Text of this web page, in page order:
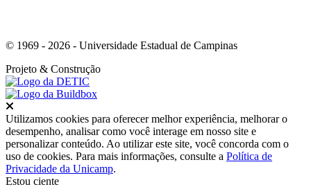
© 1969 - 2026 - Universidade Estadual de Campinas
Projeto & Construção
Utilizamos cookies para oferecer melhor experiência, melhorar o
desempenho, analisar como você interage em nosso site e
personalizar conteúdo. Ao utilizar este site, você concorda com o
uso de cookies. Para mais informações, consulte a Política de
Privacidade da Unicamp.
Estou ciente